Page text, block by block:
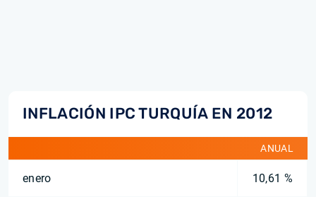
INFLACIÓN IPC TURQUÍA EN 2012
ANUAL
enero 10,61 %